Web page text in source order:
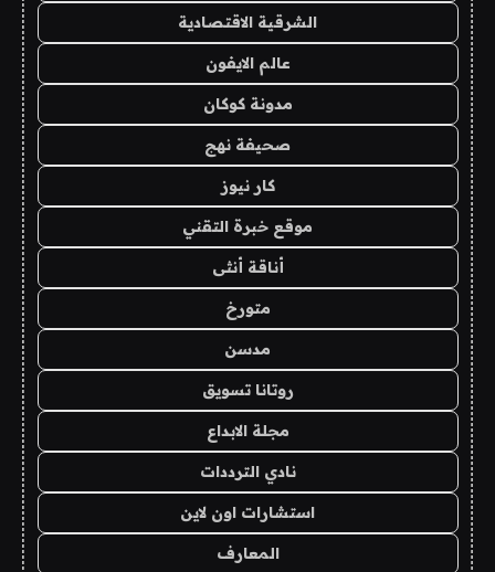
الشرقية الاقتصادية
عالم الايفون
مدونة كوكان
صحيفة نهج
كار نيوز
موقع خبرة التقني
أناقة أنثى
متورخ
مدسن
روتانا تسويق
مجلة الابداع
نادي الترددات
استشارات اون لاين
المعارف